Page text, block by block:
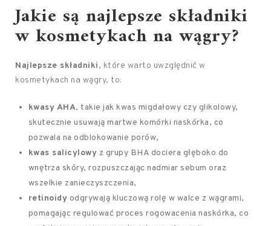
Jakie są najlepsze składniki
w kosmetykachna wągry?
Najlepsze składniki, które warto uwzględnić w
kosmetykach na wągry, to:
kwasy AHA, takie jak kwas migdałowy czy glikolowy,
skutecznie usuwają martwe komórki naskórka, co
pozwala na odblokowanie porów,
kwas salicylowy z grupy BHA dociera głęboko do
wnętrza skóry, rozpuszczając nadmiar sebum oraz
wszelkie zanieczyszczenia,
retinoidy odgrywają kluczową rolę w walce z wągrami,
pomagając regulować proces rogowacenia naskórka, co